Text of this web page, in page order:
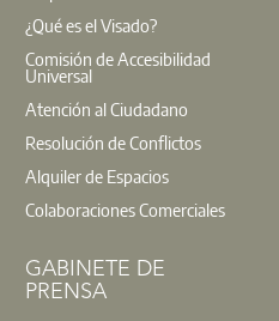
¿Qué es el Visado?
Comisión de Accesibilidad
Universal
Atención al Ciudadano
Resolución de Conflictos
Alquiler de Espacios
Colaboraciones Comerciales
GABINETE DE
PRENSA